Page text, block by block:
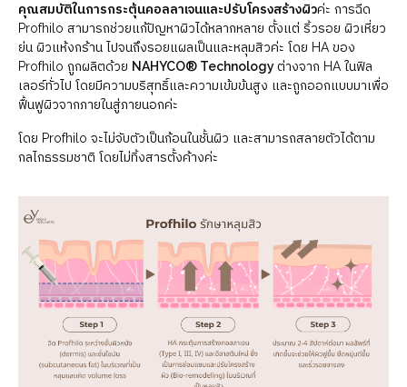
คุณสมบัติในการกระตุ้นคอลลาเจนและปรับโครงสร้างผิวค่ะ การฉีด
Profhilo สามารถช่วยแก้ปัญหาผิวได้หลากหลาย ตั้งแต่ ริ้วรอย ผิวเหี่ยว
ย่น ผิวแห้งกร้าน ไปจนถึงรอยแผลเป็นและหลุมสิวค่ะ โดย HA ของ
Profhilo ถูกผลิตด้วย NAHYCO® Technologyต่างจาก HA ในฟิล
เลอร์ทั่วไป โดยมีความบริสุทธิ์และความเข้มข้นสูง และถูกออกแบบมาเพื่อ
ฟื้นฟูผิวจากภายในสู่ภายนอกค่ะ
โดย Profhilo จะไม่จับตัวเป็นก้อนในชั้นผิว และสามารถสลายตัวได้ตาม
กลไกธรรมชาติ โดยไม่ทิ้งสารตั้งค้างค่ะ